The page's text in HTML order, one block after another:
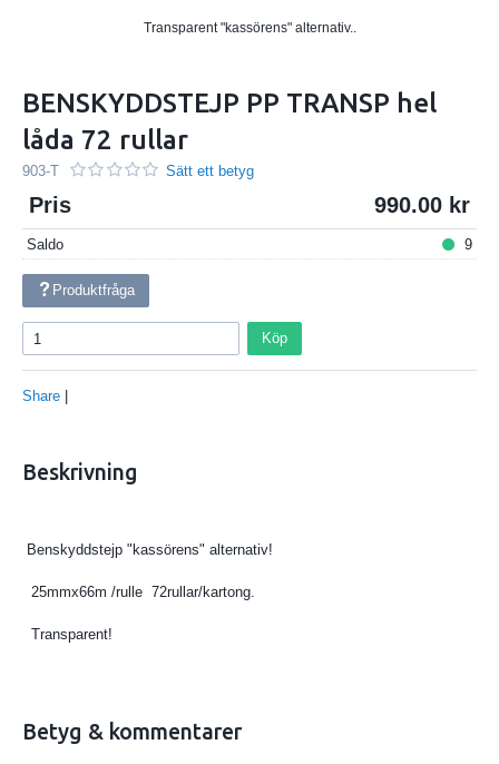
Transparent "kassörens" alternativ..
BENSKYDDSTEJP PP TRANSP hel
låda 72 rullar
903-T Sätt ett betyg
Pris 990.00
Saldo 9
Produktfråga
Köp
Share
Beskrivning
Benskyddstejp "kassörens" alternativ!
25mmx66m /rulle 72rullar/kartong.
Transparent!
Betyg & kommentarer